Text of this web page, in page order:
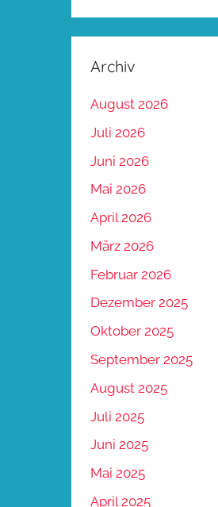
Archiv
August 2026
Juli 2026
Juni 2026
Mai 2026
April 2026
März 2026
Februar 2026
Dezember 2025
Oktober 2025
September 2025
August 2025
Juli 2025
Juni 2025
Mai 2025
April 2025